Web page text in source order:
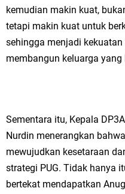
kemudian makin kuat,
tetapi makin kuat untuk
sehingga menjadi
membangun keluarga yang
Sementara itu, Kepala
Nurdin menerangkan
mewujudkan kesetaraan
strategi PUG. Tidak hanya
bertekat mendapatkan